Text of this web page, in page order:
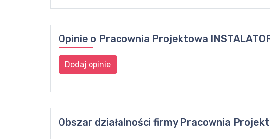
Opinie o Pracownia Projektowa
Dodaj opinie
Obszar działalności firmy Pracownia